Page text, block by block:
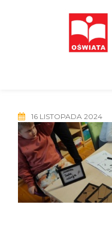
16 LISTOPADA 2024